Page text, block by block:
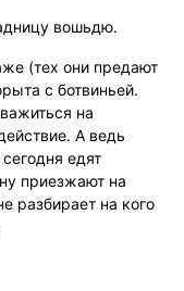
вошьдю.
(тех они предают
с ботвиньей.
на
А ведь
едят
приезжают на
разбирает на кого